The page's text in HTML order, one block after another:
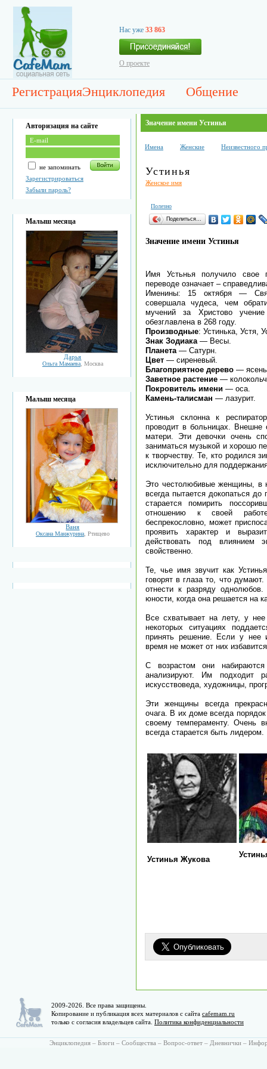
Нас уже 33 863
О проекте
РегистрацияЭнциклопедия Общение
Авторизация на сайте
не запоминать
Зарегистрироваться
Забыли пароль?
Малыш месяца
Дарья
Ольга Мамаева , Москва
Малыш месяца
Ваня
Оксана Манжурина, Ртищево
Значение имени Устинья
Имена Женские Неизвестного
Устинья
Женское имя
Полезно
Поделиться…
Значение имени Устинья
Имя Устьнья получило свое
переводе означает –
Именины: 15 октября —
совершала чудеса, чем
мучений за Христово
обезглавлена в 268 году.
Производные: Устинька, Устя,
Знак Зодиака— Весы.
Планета— Сатурн.
Цвет — сиреневый.
Благоприятное дерево —
Заветное растение —
Покровитель имени — оса.
Камень-талисман — лазурит.
Устинья склонна к
проводит в больницах. Внешне
матери. Эти девочки очень
заниматься музыкой и хорошо
к творчеству. Те, кто родился
исключительно для
Это честолюбивые женщины, в
всегда пытается докопаться
старается помирить
отношению к своей
беспрекословно, может
проявить характер и
действовать под
свойственно.
Те, чье имя звучит как
говорят в глаза то, что
отнести к разряду
юности, когда она решается на
Все схватывает на лету, у
некоторых ситуациях
принять решение. Если у нее
время не может от них
С возрастом они
анализируют. Им подходит
искусствоведа, художницы,
Эти женщины всегда
очага. В их доме всегда
своему темпераменту. Очень
всегда старается быть лидером.
Устинья Жукова
2009-2026. Все права защищены.
Копирование и публикация всех материалов с сайта cafemam.ru
только с согласия владельцев сайта. Политика конфиденциальности
Энциклопедия – Блоги – Сообщества – Вопрос-ответ – Дневнички –